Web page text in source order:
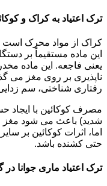
ترک اعتیاد به کراک و
کراک از مواد محرک است
این ماده مستقیماً بر
یعنی فاجعه. این ماده
ناپذیری بر روی مغز می
رفتاری شناختی، سم
مصرف کوکائین با
شدید) باعث می شود مغز
اما، اثرات کوکائین بر
حتی کشنده باشد.
ترک اعتیاد ماری جوانا